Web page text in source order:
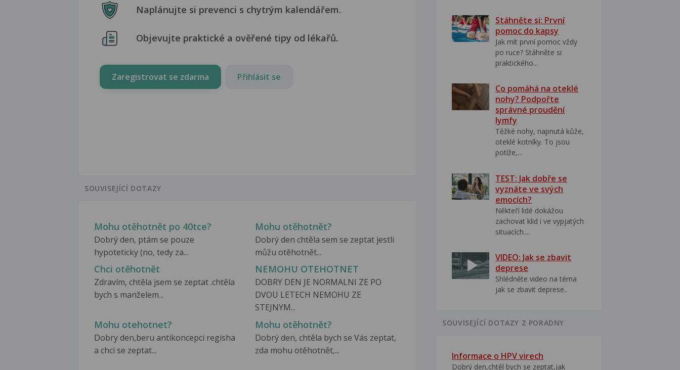
Naplánujte si prevenci s chytrým kalendářem.
Objevujte praktické a ověřené tipy od lékařů.
Zaregistrovat se zdarma Přihlásit se
SOUVISEJÍCÍ DOTAZY
Mohu otěhotnět po 40tce?
Dobrý den, ptám se pouze
hypoteticky (no, tedy za...
Mohu otěhotnět?
Dobrý den chtěla sem se zeptat jestli
můžu otěhotnět...
Chci otěhotnět
Zdravím, chtěla jsem se zeptat .chtěla
bych s manželem...
NEMOHU OTEHOTNET
DOBRY DEN JE NORMALNI ZE PO
DVOU LETECH NEMOHU ZE
STEJNYM...
Mohu otehotnet?
Dobry den,beru antikoncepci regisha
a chci se zeptat...
Mohu otěhotnět?
Dobrý den, chtěla bych se Vás zeptat,
zda mohu otěhotnět,...
Stáhněte si: První
pomoc do kapsy
Jak mít první pomoc vždy
po ruce? Stáhněte si
praktického...
Co pomáhá na oteklé
nohy? Podpořte
správné proudění
lymfy
Těžké nohy, napnutá kůže,
oteklé kotníky. To jsou
potíže,...
TEST: Jak dobře se
vyznáte ve svých
emocích?
Někteří lidé dokážou
zachovat klid i ve vypjatých
situacích....
VIDEO: Jak se zbavit
deprese
Shlédněte video na téma
jak se zbavit deprese..
SOUVISEJÍCÍ DOTAZY Z PORADNY
Informace o HPV virech
Dobrý den,chtěl bych se zeptat,jak